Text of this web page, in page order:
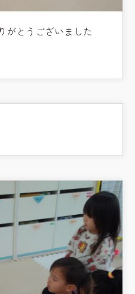
がとうございました